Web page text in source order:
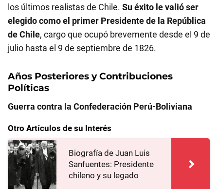
los últimos realistas de Chile. Su éxito le valió ser
elegido como el primer Presidente de la República
de Chile, cargo que ocupó brevemente desde el 9 de
julio hasta el 9 de septiembre de 1826.
Años Posteriores y Contribuciones
Políticas
Guerra contra la Confederación Perú-Boliviana
Otro Artículos de su Interés
Biografía de Juan Luis
Sanfuentes: Presidente
chileno y su legado